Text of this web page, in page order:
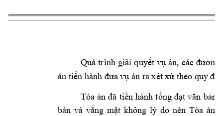
Quá trình giải quyết vụ án, các đương
án tiến hành đưa vụ án ra xét xử theo quy
Tòa án đã tiến hành tống đạt văn bản
bản và vắng mặt không lý do nên Tòa án